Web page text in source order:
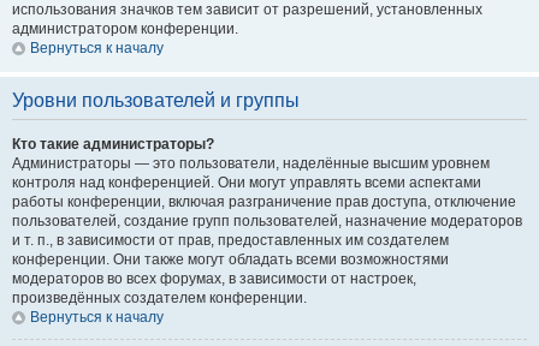
использования значков тем зависит от разрешений, установленных
администратором конференции.
Вернуться к началу
Уровни пользователей и группы
Кто такие администраторы?
Администраторы — это пользователи, наделённые высшим уровнем
контроля над конференцией. Они могут управлять всеми аспектами
работы конференции, включая разграничение прав доступа, отключение
пользователей, создание групп пользователей, назначение модераторов
и т. п., в зависимости от прав, предоставленных им создателем
конференции. Они также могут обладать всеми возможностями
модераторов во всех форумах, в зависимости от настроек,
произведённых создателем конференции.
Вернуться к началу